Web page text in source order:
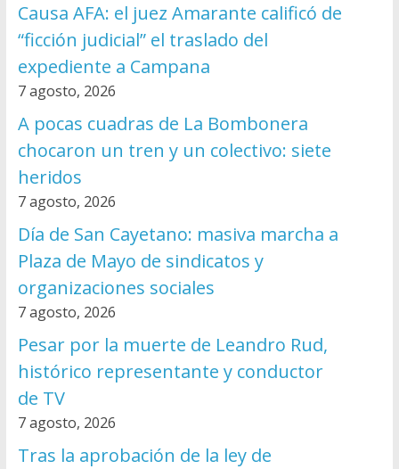
Causa AFA: el juez Amarante calificó de
“ficción judicial” el traslado del
expediente a Campana
7 agosto, 2026
A pocas cuadras de La Bombonera
chocaron un tren y un colectivo: siete
heridos
7 agosto, 2026
Día de San Cayetano: masiva marcha a
Plaza de Mayo de sindicatos y
organizaciones sociales
7 agosto, 2026
Pesar por la muerte de Leandro Rud,
histórico representante y conductor
de TV
7 agosto, 2026
Tras la aprobación de la ley de